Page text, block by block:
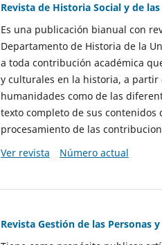
Revista de Historia Social y de
Es una publicación bianual con
Departamento de Historia de la
a toda contribución académica
y culturales en la historia, a
humanidades como de las
texto completo de sus contenidos
procesamiento de las
Ver revista
Número actual
Revista Gestión de las Personas